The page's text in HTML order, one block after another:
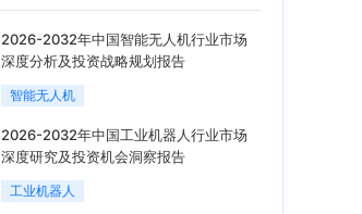
2026-2032年中国智能无人机行业市场
深度分析及投资战略规划报告
智能无人机
2026-2032年中国工业机器人行业市场
深度研究及投资机会洞察报告
工业机器人